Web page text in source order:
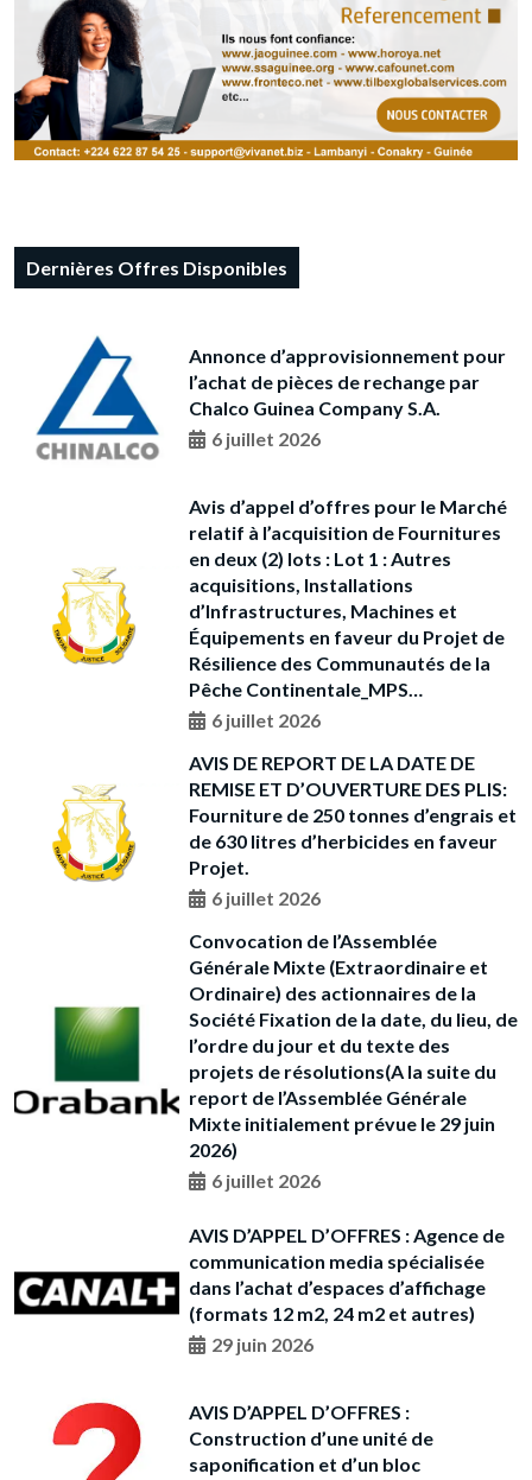
Dernières Offres Disponibles
Annonce d’approvisionnement pour
l’achat de pièces de rechange par
Chalco Guinea Company S.A.
6 juillet 2026
Avis d’appel d’offres pour le Marché
relatif à l’acquisition de Fournitures
en deux (2) lots : Lot 1 : Autres
acquisitions, Installations
d’Infrastructures, Machines et
Équipements en faveur du Projet de
Résilience des Communautés de la
Pêche Continentale_MPS…
6 juillet 2026
AVIS DE REPORT DE LA DATE DE
REMISE ET D’OUVERTURE DES PLIS:
Fourniture de 250 tonnes d’engrais et
de 630 litres d’herbicides en faveur
Projet.
6 juillet 2026
Convocation de l’Assemblée
Générale Mixte (Extraordinaire et
Ordinaire) des actionnaires de la
Société Fixation de la date, du lieu, de
l’ordre du jour et du texte des
projets de résolutions(A la suite du
report de l’Assemblée Générale
Mixte initialement prévue le 29 juin
2026)
6 juillet 2026
AVIS D’APPEL D’OFFRES : Agence de
communication media spécialisée
dans l’achat d’espaces d’affichage
(formats 12 m2, 24 m2 et autres)
29 juin 2026
AVIS D’APPEL D’OFFRES :
Construction d’une unité de
saponification et d’un bloc